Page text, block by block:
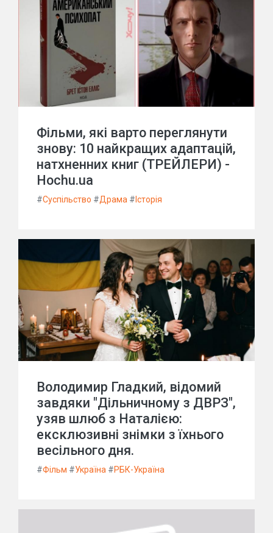
Фільми, які варто переглянути
знову: 10 найкращих адаптацій,
натхненних книг (ТРЕЙЛЕРИ) -
Hochu.ua
#Суспільство #Драма # Історія
Володимир Гладкий, відомий
завдяки "Дільничному з ДВРЗ",
узяв шлюб з Наталією:
ексклюзивні знімки з їхнього
весільного дня.
#Фільм #Україна #РБК-Україна